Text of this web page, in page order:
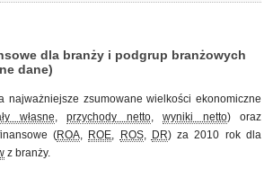
dla branży i podgrup branżowych
dane)
najważniejsze zsumowane wielkości ekonomiczne
własne, przychody netto, wyniki netto) oraz
(ROA, ROE, ROS, DR) za 2010 rok dla
z branży.